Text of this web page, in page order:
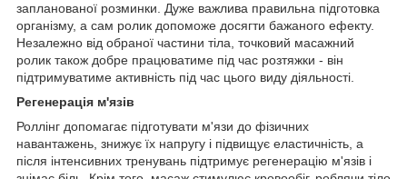
запланованої розминки. Дуже важлива правильна підготовка
організму, а сам ролик допоможе досягти бажаного ефекту.
Незалежно від обраної частини тіла, точковий масажний
ролик також добре працюватиме під час розтяжки - він
підтримуватиме активність під час цього виду діяльності.
Регенерація м'язів
Роллінг допомагає підготувати м'язи до фізичних
навантажень, знижує їх напругу і підвищує еластичність, а
після інтенсивних тренувань підтримує регенерацію м'язів і